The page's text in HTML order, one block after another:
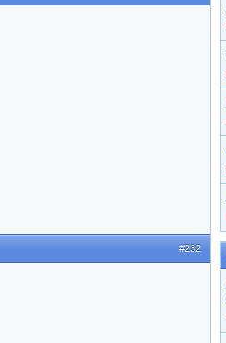
#232